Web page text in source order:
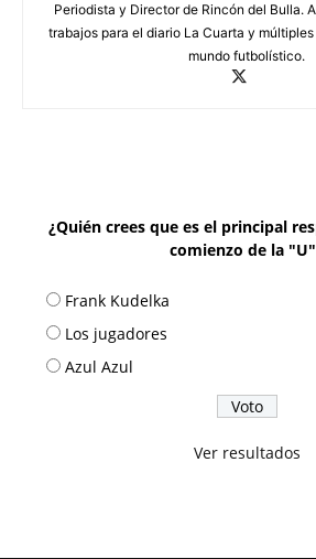
Periodista y Director de Rincón del Bulla.
trabajos para el diario La Cuarta y
mundo futbolístico.
¿Quién crees que es el principal
comienzo de la
Frank Kudelka
Los jugadores
Azul Azul
Ver resultados